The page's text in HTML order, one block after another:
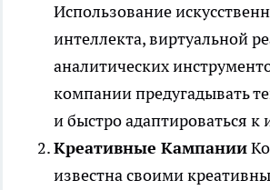
Использование
интеллекта, виртуальной
аналитических
компании предугадывать
и быстро адаптироваться
Креативные Кампании
известна своими